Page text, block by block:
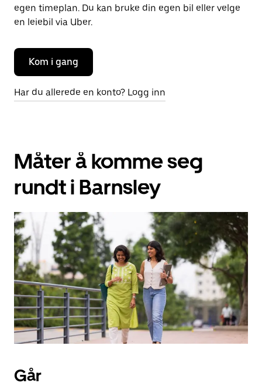
egen timeplan. Du kan bruke din egen bil eller velge
en leiebil via Uber.
Kom i gang
Har du allerede en konto? Logg inn
Måter å komme seg
rundt i Barnsley
Går